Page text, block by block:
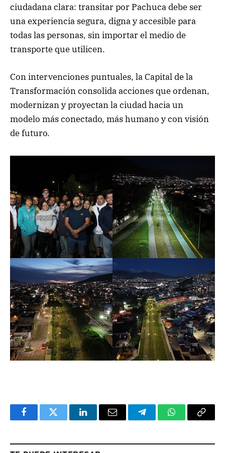
ciudadana clara: transitar por Pachuca debe ser
una experiencia segura, digna y accesible para
todas las personas, sin importar el medio de
transporte que utilicen.
Con intervenciones puntuales, la Capital de la
Transformación consolida acciones que ordenan,
modernizan y proyectan la ciudad hacia un
modelo más conectado, más humano y con visión
de futuro.
FacebookTwitter LinkedInEmail TelegramWhatsApp
Copy